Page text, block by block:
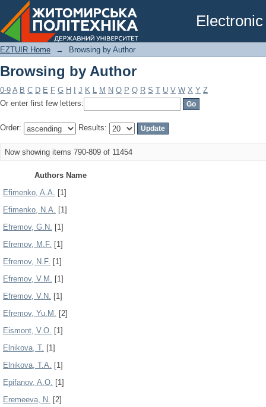
Browsing by Author
EZTUIR Home → Browsing by Author
Browsing by Author
0-9 A B C D E F G H J K L M N O P Q R S T U V W X Y Z
Or enter first few letters:
Order: Results:
Now showing items 790-809 of 11454
Authors Name
Efimenko, A.A. [1]
Efimenko, N.A. [1]
Efremov, G.N. [1]
Efremov, M.F. [1]
Efremov, N.F. [1]
Efremov, V.M. [1]
Efremov, V.N. [1]
Efremov, Yu.M. [2]
Eismont, V.O. [1]
Elnikova, T. [1]
Elnikova, T.A. [1]
Epifanov, A.O. [1]
Eremeeva, N. [2]